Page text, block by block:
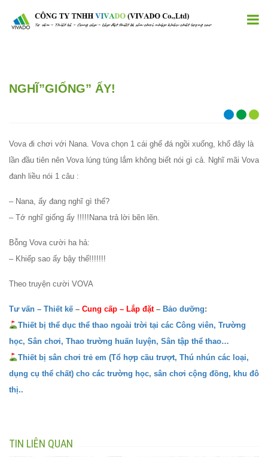
NGHĨ”GIỐNG” ẤY!
Vova đi chơi với Nana. Vova chọn 1 cái ghế đá ngồi xuống, khổ đây là
lần đầu tiên nên Vova lúng túng lắm không biết nói gì cả. Nghĩ mãi Vova
đanh liều nói 1 câu :
– Nana, ấy đang nghĩ gì thế?
– Tớ nghĩ giống ấy !!!!!Nana trả lời bẽn lẽn.
Bỗng Vova cười ha hả:
– Khiếp sao ấy bậy thế!!!!!!!
Theo truyện cười VOVA
Tư vấn – Thiết kế – Cung cấp – Lắp đặt– Bảo dưỡng:
Thiết bị thể dục thể thao ngoài trời tại các Công viên, Trường
học, Sân chơi, Thao trường huấn luyện, Sân tập thể thao…
Thiết bị sân chơi trẻ em (Tổ hợp cầu trượt, Thú nhún các loại,
dụng cụ thể chất) cho các trường học, sân chơi cộng đồng, khu đô
thị..
TIN LIÊN QUAN